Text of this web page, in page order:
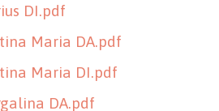
DI.pdf
Maria DA.pdf
Maria DI.pdf
DA.pdf